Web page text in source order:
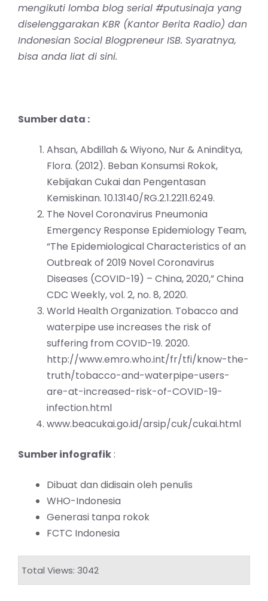
mengikuti lomba blog serial #putusinaja yang
diselenggarakan KBR (Kantor Berita Radio) dan
Indonesian Social Blogpreneur ISB. Syaratnya,
bisa anda liat di sini.
Sumber data :
Ahsan, Abdillah & Wiyono, Nur & Aninditya,
Flora. (2012). Beban Konsumsi Rokok,
Kebijakan Cukai dan Pengentasan
Kemiskinan. 10.13140/RG.2.1.2211.6249.
The Novel Coronavirus Pneumonia
Emergency Response Epidemiology Team,
“The Epidemiological Characteristics of an
Outbreak of 2019 Novel Coronavirus
Diseases (COVID-19) – China, 2020,” China
CDC Weekly, vol. 2, no. 8, 2020.
World Health Organization. Tobacco and
waterpipe use increases the risk of
suffering from COVID-19. 2020.
http://www.emro.who.int/fr/tfi/know-the-
truth/tobacco-and-waterpipe-users-
are-at-increased-risk-of-COVID-19-
infection.html
www.beacukai.go.id/arsip/cuk/cukai.html
Sumber infografik:
Dibuat dan didisain oleh penulis
WHO-Indonesia
Generasi tanpa rokok
FCTC Indonesia
Total Views: 3042